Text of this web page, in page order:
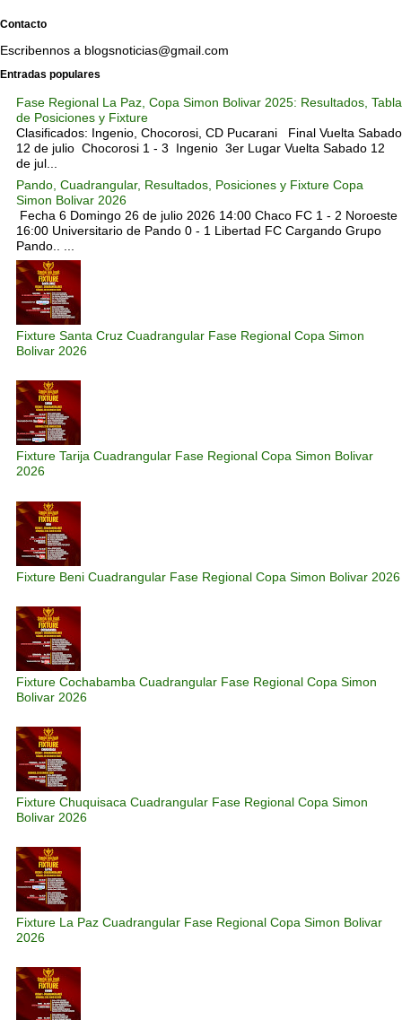
Contacto
Escribennos a blogsnoticias@gmail.com
Entradas populares
Fase Regional La Paz, Copa Simon Bolivar 2025: Resultados, Tabla
de Posiciones y Fixture
Clasificados: Ingenio, Chocorosi, CD Pucarani Final Vuelta Sabado
12 de julio Chocorosi 1 - 3 Ingenio 3er Lugar Vuelta Sabado 12
de jul...
Pando, Cuadrangular, Resultados, Posiciones y Fixture Copa
Simon Bolivar 2026
Fecha 6 Domingo 26 de julio 2026 14:00 Chaco FC 1 - 2 Noroeste
16:00 Universitario de Pando 0 - 1 Libertad FC Cargando Grupo
Pando.. ...
Fixture Santa Cruz Cuadrangular Fase Regional Copa Simon
Bolivar 2026
Fixture Tarija Cuadrangular Fase Regional Copa Simon Bolivar
2026
Fixture Beni Cuadrangular Fase Regional Copa Simon Bolivar 2026
Fixture Cochabamba Cuadrangular Fase Regional Copa Simon
Bolivar 2026
Fixture Chuquisaca Cuadrangular Fase Regional Copa Simon
Bolivar 2026
Fixture La Paz Cuadrangular Fase Regional Copa Simon Bolivar
2026